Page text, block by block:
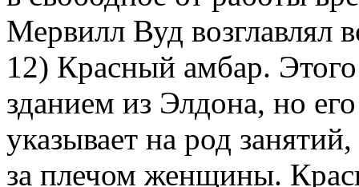
Мервилл Вуд возглавлял
12) Красный амбар.
зданием из Элдона, но
указывает на род
за плечом женщины.